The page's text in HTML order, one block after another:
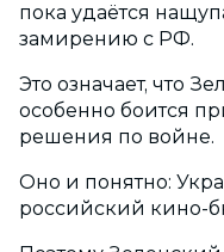
пока удаётся
замирению с РФ.
Это означает, что
особенно боится
решения по войне.
Оно и понятно:
российский кино-